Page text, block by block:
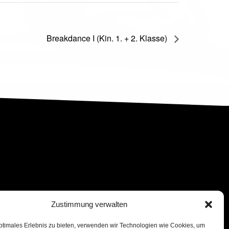
Zustimmung verwalten
Erlebnis zu bieten, verwenden wir Technologien wie Cookies, um
Breakdance I (Kin. 1. + 2. Klasse)